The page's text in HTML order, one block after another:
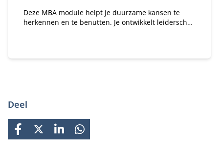
Deze MBA module helpt je duurzame kansen te
herkennen en te benutten. Je ontwikkelt leiderschap
Deel
FACEBOOK
X LINKEDINWHATSAPP